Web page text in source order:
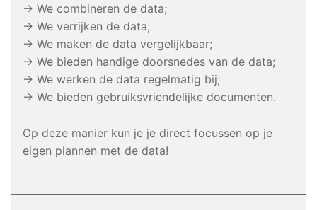
→ We combineren de data;
→ We verrijken de data;
→ We maken de data vergelijkbaar;
→ We bieden handige doorsnedes van de data;
→ We werken de data regelmatig bij;
→ We bieden gebruiksvriendelijke documenten.
Op deze manier kun je je direct focussen op je
eigen plannen met de data!